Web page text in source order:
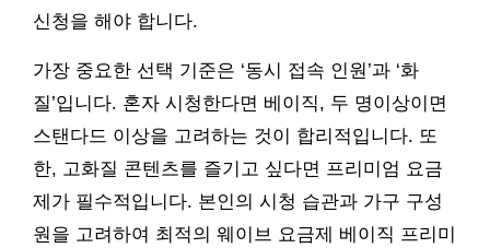
신청을 해야 합니다.
가장 중요한 선택 기준은 ‘동시 접속 인원’과 ‘화
질’입니다. 혼자 시청한다면 베이직, 두 명이상이면
스탠다드 이상을 고려하는 것이 합리적입니다. 또
한, 고화질 콘텐츠를 즐기고 싶다면 프리미엄 요금
제가 필수적입니다. 본인의 시청 습관과 가구 구성
원을 고려하여 최적의 웨이브 요금제 베이직 프리미